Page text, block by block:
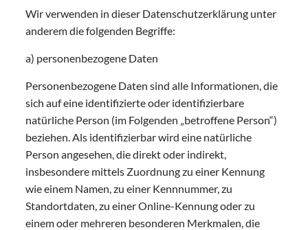
Wir verwenden in dieser Datenschutzerklärung unter
anderem die folgenden Begriffe:
a) personenbezogene Daten
Personenbezogene Daten sind alle Informationen, die
sich auf eine identifizierte oder identifizierbare
natürliche Person (im Folgenden „betroffene Person“)
beziehen. Als identifizierbar wird eine natürliche
Person angesehen, die direkt oder indirekt,
insbesondere mittels Zuordnung zu einer Kennung
wie einem Namen, zu einer Kennnummer, zu
Standortdaten, zu einer Online-Kennung oder zu
einem oder mehreren besonderen Merkmalen, die